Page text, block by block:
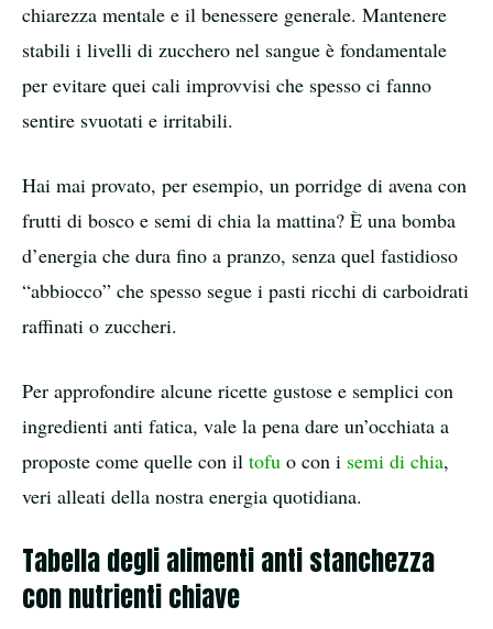
chiarezza mentale e il benessere generale. Mantenere
stabili i livelli di zucchero nel sangue è fondamentale
per evitare quei cali improvvisi che spesso ci fanno
sentire svuotati e irritabili.
Hai mai provato, per esempio, un porridge di avena con
frutti di bosco e semi di chia la mattina? È una bomba
d’energia che dura fino a pranzo, senza quel fastidioso
“abbiocco” che spesso segue i pasti ricchi di carboidrati
raffinati o zuccheri.
Per approfondire alcune ricette gustose e semplici con
ingredienti anti fatica, vale la pena dare un’occhiata a
proposte come quelle con il tofu o con i semi di chia,
veri alleati della nostra energia quotidiana.
Tabella degli alimenti anti stanchezza
con nutrienti chiave